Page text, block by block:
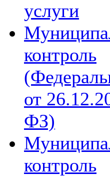
услуги
контроль
от
ФЗ)
контроль